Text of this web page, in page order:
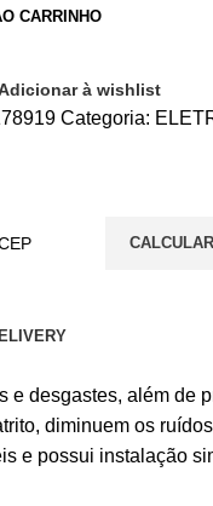
CARRINHO
à wishlist
Categoria:
CALCULAR
desgastes, além de
diminuem os
e possui instalação